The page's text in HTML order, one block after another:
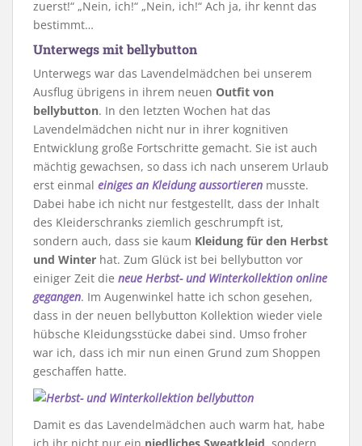
zuerst!“ „Nein, ich!“ „Nein, ich!“ Ach ja, ihr kennt das
bestimmt…
Unterwegs mit bellybutton
Unterwegs war das Lavendelmädchen bei unserem
Ausflug übrigens in ihrem neuen Outfit von
bellybutton. In den letzten Wochen hat das
Lavendelmädchen nicht nur in ihrer kognitiven
Entwicklung große Fortschritte gemacht. Sie ist auch
mächtig gewachsen, so dass ich nach unserem Urlaub
erst einmal einiges an Kleidung aussortieren musste.
Dabei habe ich nicht nur festgestellt, dass der Inhalt
des Kleiderschranks ziemlich geschrumpft ist,
sondern auch, dass sie kaum Kleidung für den Herbst
und Winter hat. Zum Glück ist bei bellybutton vor
einiger Zeit die neue Herbst- und Winterkollektion online
gegangen. Im Augenwinkel hatte ich schon gesehen,
dass in der neuen bellybutton Kollektion wieder viele
hübsche Kleidungsstücke dabei sind. Umso froher
war ich, dass ich mir nun einen Grund zum Shoppen
geschaffen hatte.
Damit es das Lavendelmädchen auch warm hat, habe
ich ihr nicht nur ein niedliches Sweatkleid, sondern